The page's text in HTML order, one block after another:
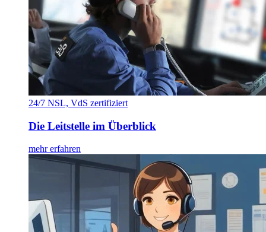
24/7 NSL, VdS zertifiziert
Die Leitstelle im Überblick
mehr erfahren